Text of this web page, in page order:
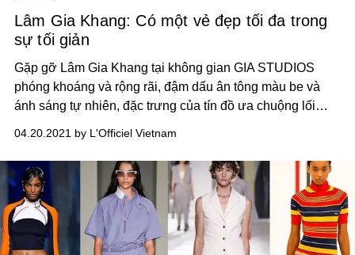
Lâm Gia Khang: Có một vẻ đẹp tối đa trong
sự tối giản
Gặp gỡ Lâm Gia Khang tại không gian GIA STUDIOS
phóng khoáng và rộng rãi, đậm dấu ân tông màu be và
ánh sáng tự nhiên, đặc trưng của tín đồ ưa chuộng lối
phương cách làm việc đồng sáng tạo đầy ngẫu hứng của
NTK để tạo nên những bộ sưu tập thời trang tinh giản và
thanh lịch cho quý cô thị thành.
04.20.2021 by L'Officiel Vietnam